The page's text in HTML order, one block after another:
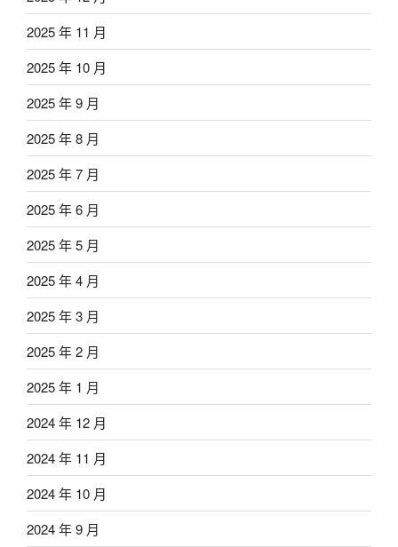
2025 年 11 月
2025 年 10 月
2025 年 9 月
2025 年 8 月
2025 年 7 月
2025 年 6 月
2025 年 5 月
2025 年 4 月
2025 年 3 月
2025 年 2 月
2025 年 1 月
2024 年 12 月
2024 年 11 月
2024 年 10 月
2024 年 9 月